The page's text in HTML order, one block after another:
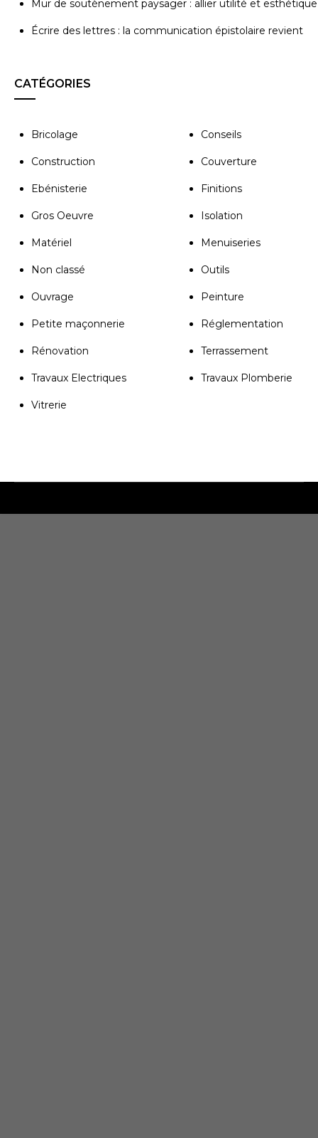
Mur de soutènement paysager : allier utilité et esthétique
Écrire des lettres : la communication épistolaire revient
CATÉGORIES
Bricolage Conseils
Construction Couverture
Ebénisterie Finitions
Gros Oeuvre Isolation
Matériel Menuiseries
Non classé Outils
Ouvrage Peinture
Petite maçonnerie Réglementation
Rénovation Terrassement
Travaux Electriques Travaux Plomberie
Vitrerie